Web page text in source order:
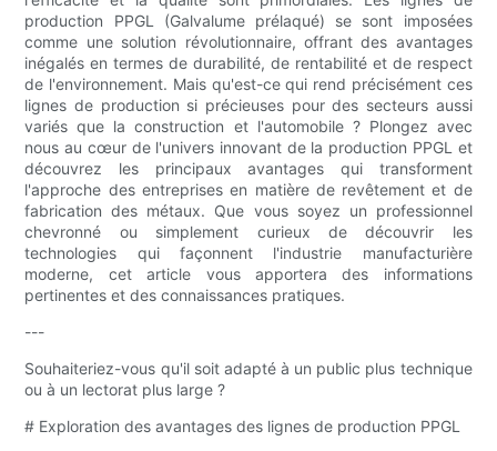
production PPGL (Galvalume prélaqué) se sont imposées
comme une solution révolutionnaire, offrant des avantages
inégalés en termes de durabilité, de rentabilité et de respect
de l'environnement. Mais qu'est-ce qui rend précisément ces
lignes de production si précieuses pour des secteurs aussi
variés que la construction et l'automobile ? Plongez avec
nous au cœur de l'univers innovant de la production PPGL et
découvrez les principaux avantages qui transforment
l'approche des entreprises en matière de revêtement et de
fabrication des métaux. Que vous soyez un professionnel
chevronné ou simplement curieux de découvrir les
technologies qui façonnent l'industrie manufacturière
moderne, cet article vous apportera des informations
pertinentes et des connaissances pratiques.
---
Souhaiteriez-vous qu'il soit adapté à un public plus technique
ou à un lectorat plus large ?
# Exploration des avantages des lignes de production PPGL